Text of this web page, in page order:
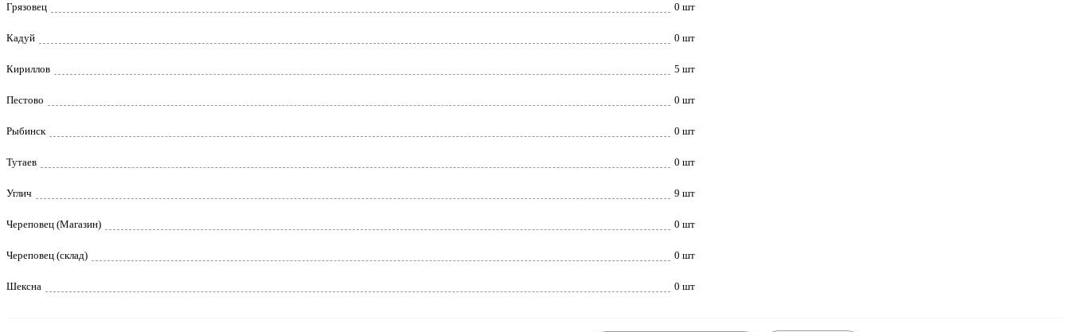
Грязовец 0 шт
Кадуй 0 шт
Кириллов 5 шт
Пестово 0 шт
Рыбинск 0 шт
Тутаев 0 шт
Углич 9 шт
Череповец (Магазин) 0 шт
Череповец (склад) 0 шт
Шексна 0 шт